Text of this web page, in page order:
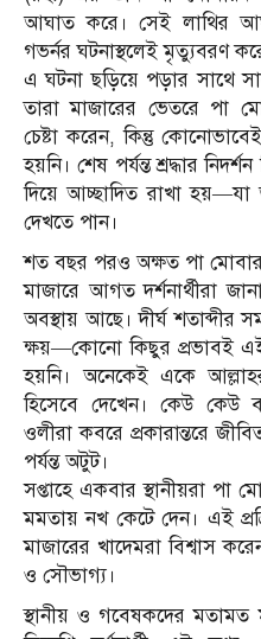
আঘাত করে। সেই লাথির
গভর্নর ঘটনাস্থলেই মৃত্যুবরণ
এ ঘটনা ছড়িয়ে পড়ার সাথে
তারা মাজারের ভেতরে পা
চেষ্টা করেন, কিন্তু
হয়নি। শেষ পর্যন্ত শ্রদ্ধার
দিয়ে আচ্ছাদিত রাখা
দেখতে পান।
শত বছর পরও অক্ষত পা
মাজারে আগত দর্শনার্থীরা
অবস্থায় আছে। দীর্ঘ শতাব্দীর
ক্ষয়—কোনো কিছুর প্রভাবই
হয়নি। অনেকেই একে
হিসেবে দেখেন। কেউ কেউ
ওলীরা কবরে প্রকারান্তরে
পর্যন্ত অটুট।
সপ্তাহে একবার স্থানীয়রা পা
মমতায় নখ কেটে দেন। এই
মাজারের খাদেমরা বিশ্বাস
ও সৌভাগ্য।
স্থানীয় ও গবেষকদের মতামত